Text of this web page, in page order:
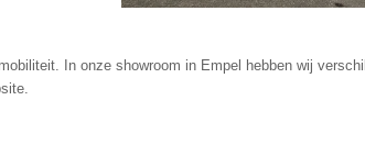
In onze showroom in Empel hebben wij